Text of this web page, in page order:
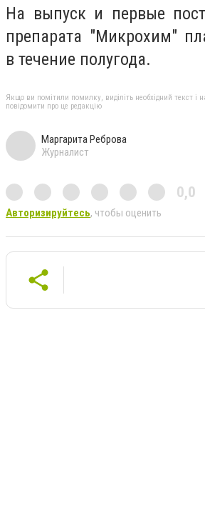
На выпуск и первые
препарата "Микрохим"
в течение полугода.
Якщо ви помітили помилку, виділіть необхідний текст і
повідомити про це редакцію
Маргарита Реброва
Журналист
0,0
Авторизируйтесь, чтобы оценить